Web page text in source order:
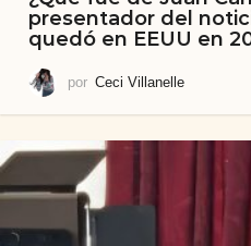
presentador del
quedó en EEUU en
por Ceci Villanelle